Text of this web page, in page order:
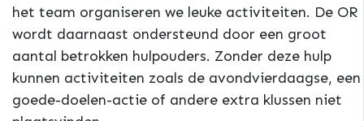
het team organiseren we leuke activiteiten. De OR
wordt daarnaast ondersteund door een groot
aantal betrokken hulpouders. Zonder deze hulp
kunnen activiteiten zoals de avondvierdaagse, een
goede-doelen-actie of andere extra klussen niet